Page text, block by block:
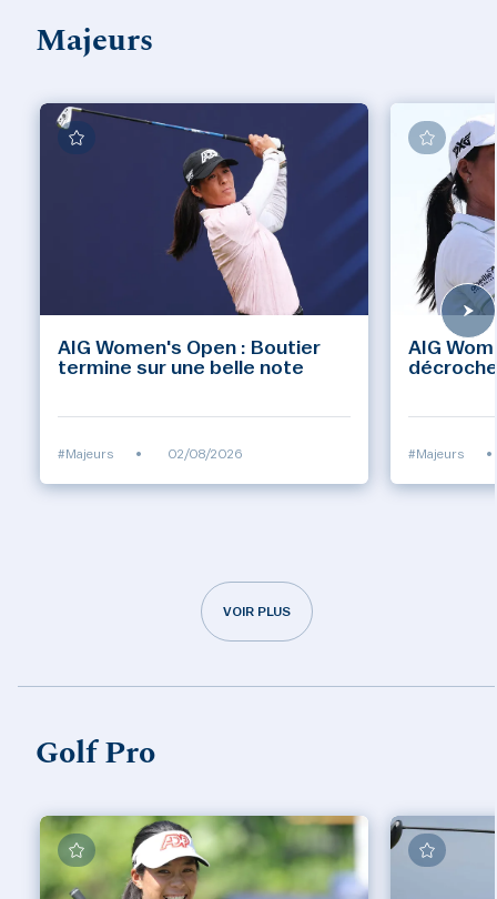
Majeurs
AIG Women's Open : Boutier
termine sur une belle note
#Majeurs • 02/08/2026
AIG
décroche
#Majeurs •
VOIR PLUS
Golf Pro